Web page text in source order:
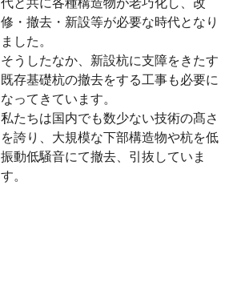
修・撤去・新設等が必要な時代となり
ました。
そうしたなか、新設杭に支障をきたす
既存基礎杭の撤去をする工事も必要に
なってきています。
私たちは国内でも数少ない技術の髙さ
を誇り、大規模な下部構造物や杭を低
振動低騒音にて撤去、引抜していま
す。